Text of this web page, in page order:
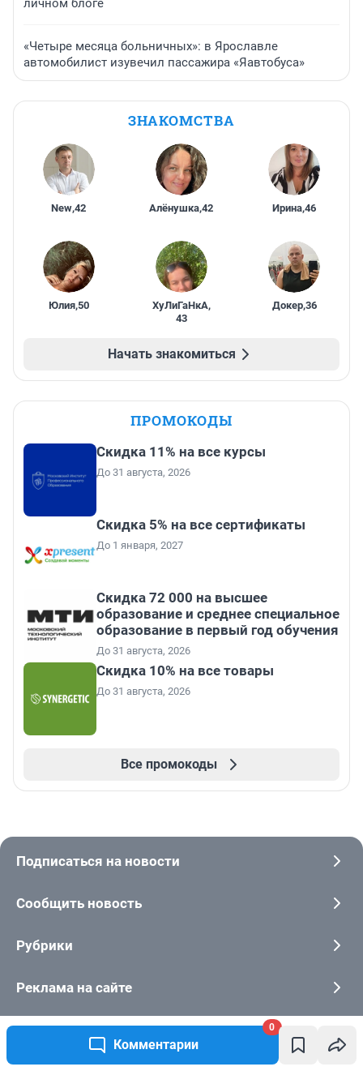
Комментарии
0
личном блоге
«Четыре месяца больничных»: в Ярославле
автомобилист изувечил пассажира «Яавтобуса»
ЗНАКОМСТВА
New,42 Алёнушка,42 Ирина,46
Юлия,50 ХуЛиГаНкА,
43
Докер,36
Начать знакомиться
ПРОМОКОДЫ
Скидка 11% на все курсы
До 31 августа, 2026
Скидка 5% на все сертификаты
До 1 января, 2027
Скидка 72 000 на высшее
образование и среднее специальное
образование в первый год обучения
До 31 августа, 2026
Скидка 10% на все товары
До 31 августа, 2026
Все промокоды
Подписаться на новости
Сообщить новость
Рубрики
Реклама на сайте
Прайс-лист